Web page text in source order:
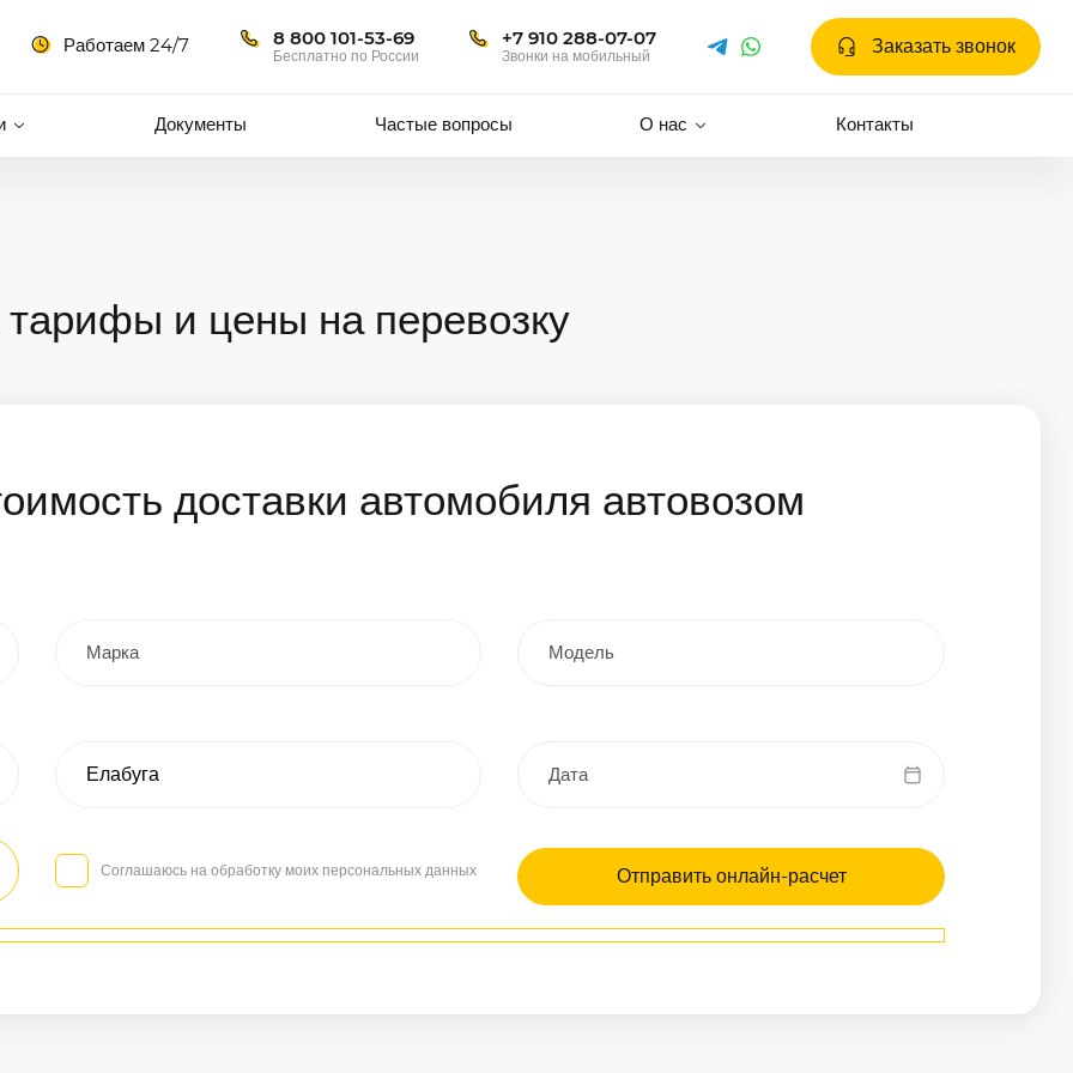
Работаем 24/7 8 800 101-53-69
Бесплатно по России
+7 910 288-07-07
Звонки на мобильный Заказать звонок
Документы Частые вопросы О нас Контакты
и цены на перевозку
доставки автомобиля автовозом
Соглашаюсь на обработку моих персональных данных